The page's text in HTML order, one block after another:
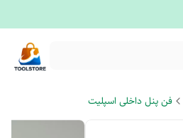
فن پنل داخلی اسپلیت